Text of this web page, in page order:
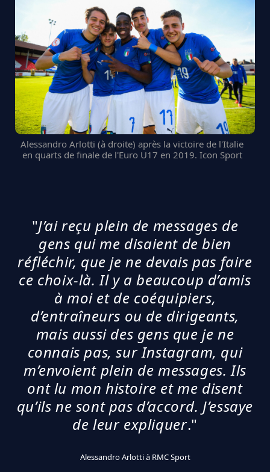
Alessandro Arlotti (à droite) après la victoire de l'Italie
en quarts de finale de l'Euro U17 en 2019. Icon Sport
"J’ai reçu plein de messages de
gens qui me disaient de bien
réfléchir, que je ne devais pas faire
ce choix-là. Il y a beaucoup d’amis
à moi et de coéquipiers,
d’entraîneurs ou de dirigeants,
mais aussi des gens que je ne
connais pas, sur Instagram, qui
m’envoient plein de messages. Ils
ont lu mon histoire et me disent
qu’ils ne sont pas d’accord. J’essaye
de leur expliquer."
Alessandro Arlotti à RMC Sport